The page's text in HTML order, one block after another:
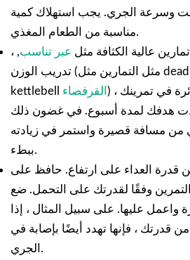
وسرعة الجري. يجب استهلاك كمية
مناسبة من الطعام المغذي.
عالية الكثافة مثل عبر تناسب, ،
تدريب الوزن (مثل التمارين مثل deadlifts و
kettlebell القرفصاء ) ، تدريب الدائرة في تمرينك
هدفك لمدة أسبوع. في غضون ذلك
من مسافة قصيرة واستمر في زيادته
ببطء.
قدرة العداء على ارتفاع. حافظ على
وفقًا لقدرتك على التحمل. ضع
واعمل عليها. على سبيل المثال ، إذا
قدرتك ، فإنها تهدد أيضًا بإصابة في
الجري.